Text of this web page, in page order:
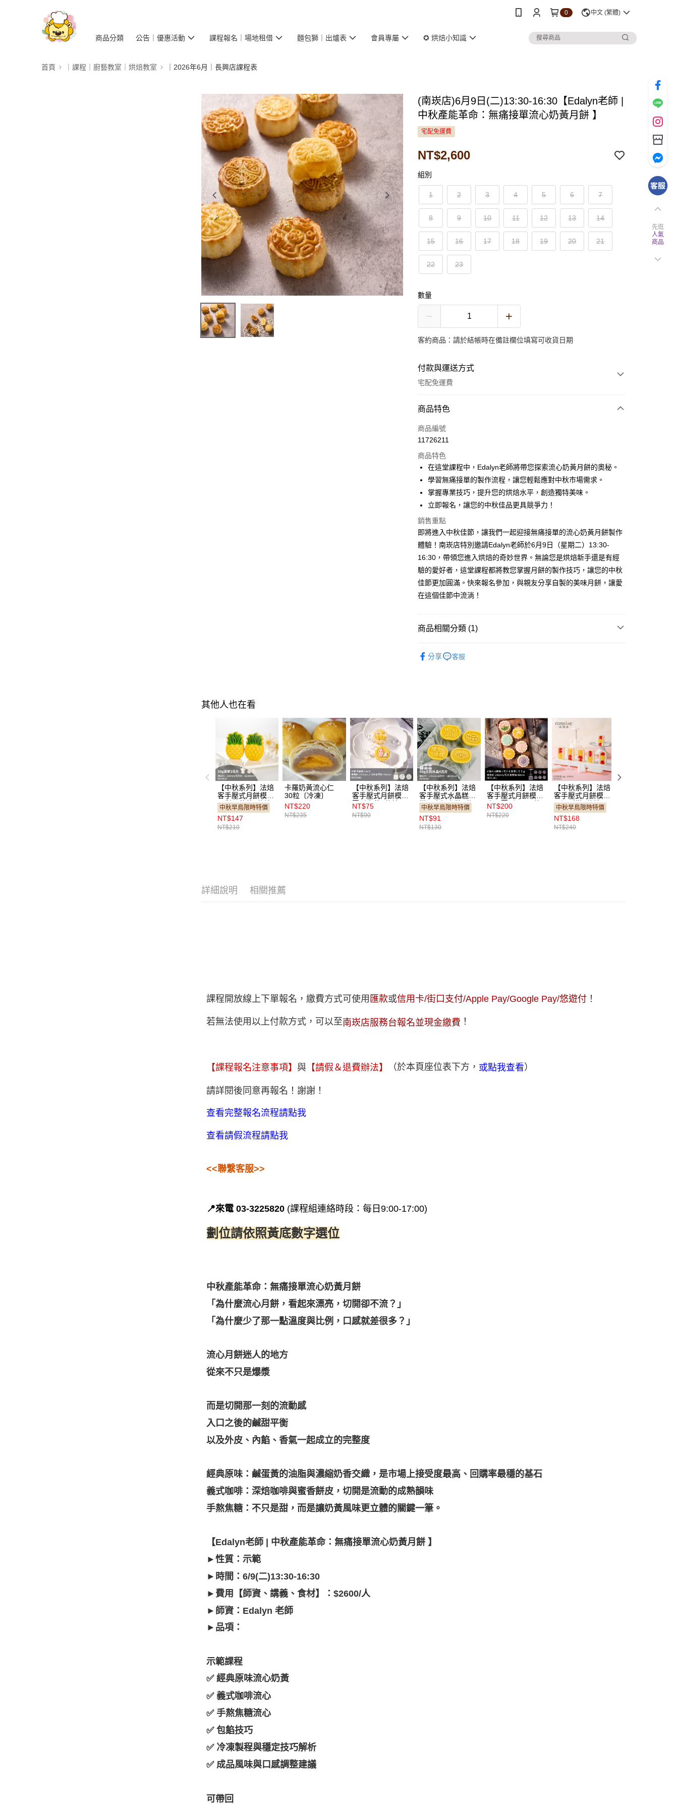
0 中文 (繁體)
商品分類 公告｜優惠活動 課程報名｜場地租借 麵包獅｜出爐表 會員專屬 ✪ 烘焙小知識
首頁 ｜課程｜廚藝教室｜烘焙教室 ｜2026年6月｜長興店課程表
(南崁店)6月9日(二)13:30-16:30【Edalyn老師 |
中秋產能革命：無痛接單流心奶黃月餅 】
宅配免運費
NT$2,600
組別
1 2 3 4 5 6 7
8 9 10 11 12 13 14
15 16 17 18 19 20 21
22 23
數量
客約商品：請於結帳時在備註欄位填寫可收貨日期
付款與運送方式
宅配免運費
付款方式
信用卡一次付款
Apple Pay
悠遊付
Google Pay
全盈+PAY
運送方式
常溫宅配-(限重20kg以下)
課程報名
商品特色
商品編號
11726211
商品特色
在這堂課程中，Edalyn老師將帶您探索流心奶黃月餅的奧秘。
學習無痛接單的製作流程，讓您輕鬆應對中秋市場需求。
掌握專業技巧，提升您的烘焙水平，創造獨特美味。
立即報名，讓您的中秋佳品更具競爭力！
銷售重點
即將進入中秋佳節，讓我們一起迎接無痛接單的流心奶黃月餅製作
體驗！南崁店特別邀請Edalyn老師於6月9日（星期二）13:30-
16:30，帶領您進入烘焙的奇妙世界。無論您是烘焙新手還是有經
驗的愛好者，這堂課程都將教您掌握月餅的製作技巧，讓您的中秋
佳節更加圓滿。快來報名參加，與親友分享自製的美味月餅，讓愛
在這個佳節中流淌！
商品相關分類 (1)
分享
客服
其他人也在看
【中秋系列】法焙
客手壓式月餅模－
鳳梨／菠蘿2花片
63g（FB75623）
中秋早鳥限時特價
NT$147
NT$210
卡羅奶黃流心仁
30粒〔冷凍〕
NT$220
NT$235
【中秋系列】法焙
客手壓式月餅模－
圓形中秋2花片
50g（FB75600）
NT$75
NT$90
【中秋系列】法焙
客手壓式水晶糕點
模－古韻套裝4花
片
50g（FB78700）
中秋早鳥限時特價
NT$91
NT$130
【中秋系列】法焙
客手壓式月餅模－
水晶圓形平面6花
片
50g（FB71311）
NT$200
NT$220
【中秋系列】法焙
客手壓式月餅模－
開運酥模6花片
50g（FB75625）
中秋早鳥限時特價
NT$168
NT$240
詳細說明 相關推薦
課程開放線上下單報名，繳費方式可使用 匯款或信用卡/街口支付/Apple Pay/Google Pay/悠遊付 ！
若無法使用以上付款方式，可以至南崁店服務台報名並現金繳費 ！
【課程報名注意事項】與 【請假＆退費辦法】 （於本頁座位表下方， 或點我查看）
請詳閱後同意再報名！ 謝謝！
查看完整報名流程請點我
查看請假流程請點我
<<聯繫客服>>
📍來電 03-3225820 (課程組連絡時段：每日9:00-17:00)
劃位請依照黃底數字選位
中秋產能革命：無痛接單流心奶黃月餅
「為什麼流心月餅，看起來漂亮，切開卻不流？」
「為什麼少了那一點溫度與比例，口感就差很多？」
流心月餅迷人的地方
從來不只是爆漿
而是切開那一刻的流動感
入口之後的鹹甜平衡
以及外皮、內餡、香氣一起成立的完整度
經典原味：鹹蛋黃的油脂與濃縮奶香交織，是市場上接受度最高、回購率最穩的基石
義式咖啡：深焙咖啡與蜜香餅皮，切開是流動的成熟韻味
手熬焦糖：不只是甜，而是讓奶黃風味更立體的關鍵一筆。
【Edalyn老師 | 中秋產能革命：無痛接單流心奶黃月餅 】
►性質：示範
►時間：6/9(二)13:30-16:30
►費用【師資、講義、食材】：$2600/人
►師資：Edalyn 老師
►品項：
示範課程
✅ 經典原味流心奶黃
✅ 義式咖啡流心
✅ 手熬焦糖流心
✅ 包餡技巧
✅ 冷凍製程與穩定技巧解析
✅ 成品風味與口感調整建議
可帶回
先逛
人氣
商品